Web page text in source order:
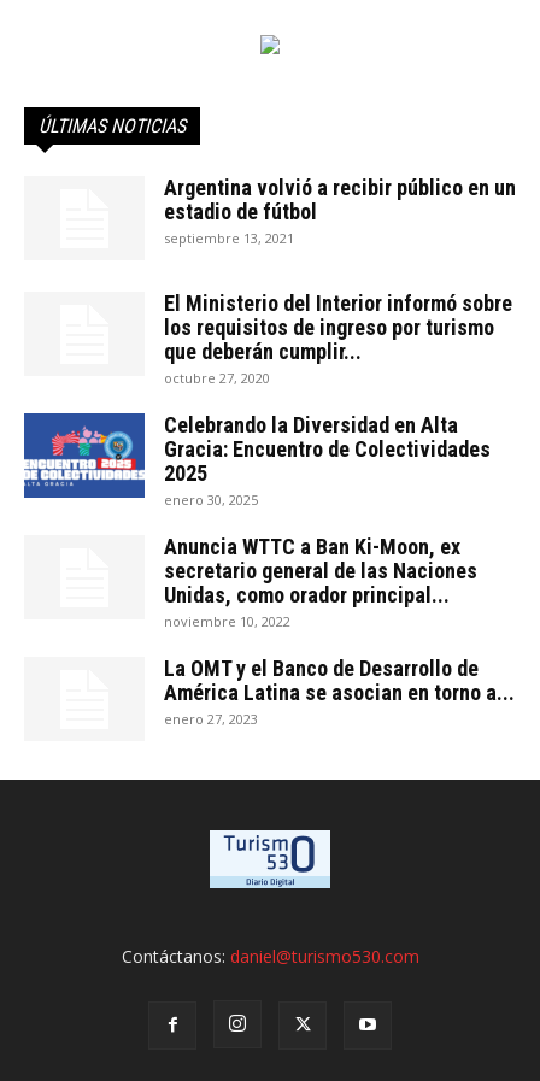
ÚLTIMAS NOTICIAS
Argentina volvió a recibir público en un
estadio de fútbol
septiembre 13, 2021
El Ministerio del Interior informó sobre
los requisitos de ingreso por turismo
que deberán cumplir...
octubre 27, 2020
Celebrando la Diversidad en Alta
Gracia: Encuentro de Colectividades
2025
enero 30, 2025
Anuncia WTTC a Ban Ki-Moon, ex
secretario general de las Naciones
Unidas, como orador principal...
noviembre 10, 2022
La OMT y el Banco de Desarrollo de
América Latina se asocian en torno a...
enero 27, 2023
Contáctanos: daniel@turismo530.com